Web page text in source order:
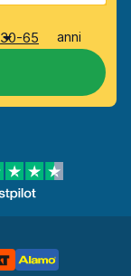
30-65 anni